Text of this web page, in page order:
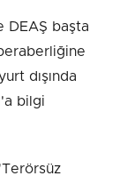
DEAŞ başta
dışında
bilgi